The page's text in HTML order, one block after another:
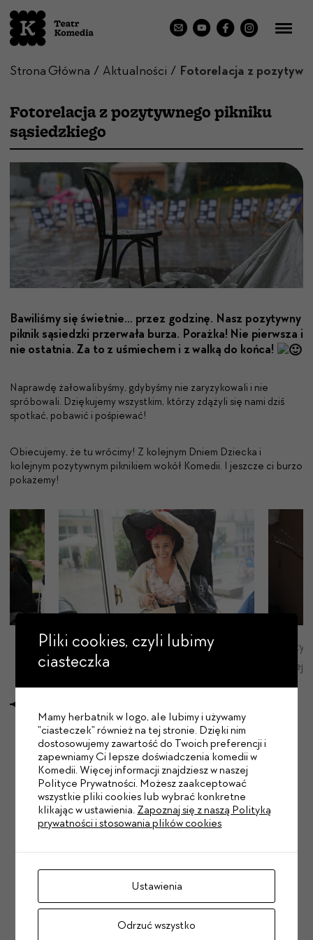
Strona Główna Aktualności
Fotorelacja z pozytywnego pikniku
sąsiedzkiego
Baw­iliśmy się świet­nie… przez godz­inę. Nasz pozy­ty­wny
piknik sąsiedz­ki prz­er­wała burza. Poraż­ka! Nie pier­wsza i
nie ostat­nia. Za to z uśmiechem i z walką do koń­ca!
Naprawdę żałowalibyśmy, gdybyśmy nie zaryzykowali i nie
spróbowali. Dziękujemy wszystkim, którzy zdążyli się nami dziś
spotkać, pobawić i pośpiewać!
Obiecujemy, że tu wrócimy! Z kolejnym Dniem Dziecka i
kolejnym pozytywnym piknikiem wokół Komedii. I jeszcze ci burzo
pokażemy!
Pozytywny piknik sąsiedzki | Fot.
Maciej Czerski
Maciej
Dowiedz się przed innymi!
W newsletterze piszemy z humorem tylko o
tym, co ważne: rabaty, oferty specjalne,
Pliki cookies, czyli lubimy
ciasteczka
Mamy herbatnik w logo, ale lubimy i używamy
"ciasteczek" również na tej stronie. Dzięki nim
dostosowujemy zawartość do Twoich preferencji i
zapewniamy Ci lepsze doświadczenia komedii w
Komedii. Więcej informacji znajdziesz w naszej
Polityce Prywatności. Możesz zaakceptować
wszystkie pliki cookies lub wybrać konkretne
klikając w ustawienia. Zapoznaj się z naszą Polityką
prywatności i stosowania plików cookies
Ustawienia
Odrzuć wszystko